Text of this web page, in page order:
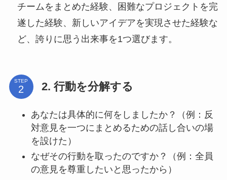
チームをまとめた経験、困難なプロジェクトを完
遂した経験、新しいアイデアを実現させた経験な
ど、誇りに思う出来事を1つ選びます。
STEP 2. 行動を分解する
あなたは具体的に何をしましたか？（例：反
対意見を一つにまとめるための話し合いの場
を設けた）
なぜその行動を取ったのですか？（例：全員
の意見を尊重したいと思ったから）